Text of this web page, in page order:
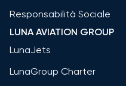
Responsabilità Sociale
LUNA AVIATION GROUP
LunaJets
LunaGroup Charter